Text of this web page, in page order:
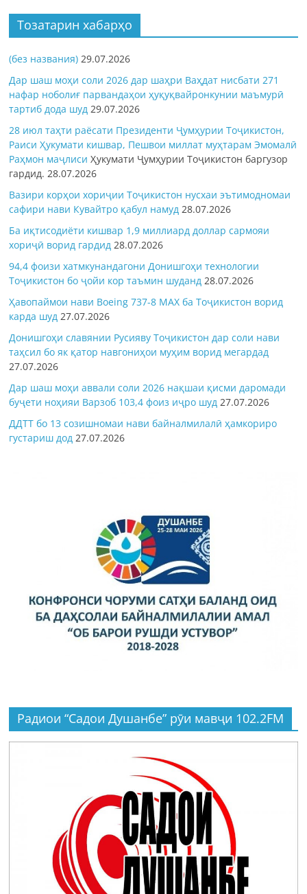
Тозатарин хабарҳо
(без названия) 29.07.2026
Дар шаш моҳи соли 2026 дар шаҳри Ваҳдат нисбати 271
нафар ноболиғ парвандаҳои ҳуқуқвайронкунии маъмурӣ
тартиб дода шуд 29.07.2026
28 июл таҳти раёсати Президенти Ҷумҳурии Тоҷикистон,
Раиси Ҳукумати кишвар, Пешвои миллат муҳтарам Эмомалӣ
Раҳмон маҷлисиҲукумати Ҷумҳурии Тоҷикистон баргузор
гардид.28.07.2026
Вазири корҳои хориҷии Тоҷикистон нусхаи эътимодномаи
сафири нави Кувайтро қабул намуд 28.07.2026
Ба иқтисодиёти кишвар 1,9 миллиард доллар сармояи
хориҷӣ ворид гардид 28.07.2026
94,4 фоизи хатмкунандагони Донишгоҳи технологии
Тоҷикистон бо ҷойи кор таъмин шуданд 28.07.2026
Ҳавопаймои нави Boeing 737-8 MAX ба Тоҷикистон ворид
карда шуд 27.07.2026
Донишгоҳи славянии Русияву Тоҷикистон дар соли нави
таҳсил бо як қатор навгониҳои муҳим ворид мегардад
27.07.2026
Дар шаш моҳи аввали соли 2026 нақшаи қисми даромади
буҷети ноҳияи Варзоб 103,4 фоиз иҷро шуд 27.07.2026
ДДТТ бо 13 созишномаи нави байналмилалӣ ҳамкориро
густариш дод 27.07.2026
Радиои “Садои Душанбе” рӯи мавҷи 102.2FM